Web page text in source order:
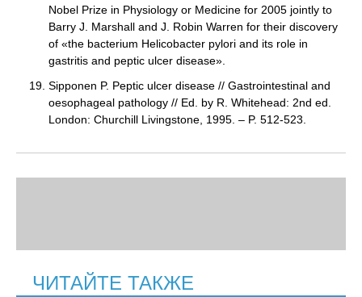
Nobel Prize in Physiology or Medicine for 2005 jointly to
Barry J. Marshall and J. Robin Warren for their discovery
of «the bacterium Helicobacter pylori and its role in
gastritis and peptic ulcer disease».
Sipponen P. Peptic ulcer disease // Gastrointestinal and
oesophageal pathology // Ed. by R. Whitehead: 2nd ed.
London: Churchill Livingstone, 1995. – P. 512-523.
ЧИТАЙТЕ ТАКЖЕ